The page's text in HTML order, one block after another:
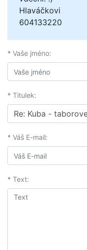
Hlaváčkovi
604133220
* Vaše jméno:
* Titulek:
* Váš E-mail:
* Text: